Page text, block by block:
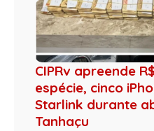
CIPRv apreende
espécie, cinco
Starlink durante
Tanhaçu